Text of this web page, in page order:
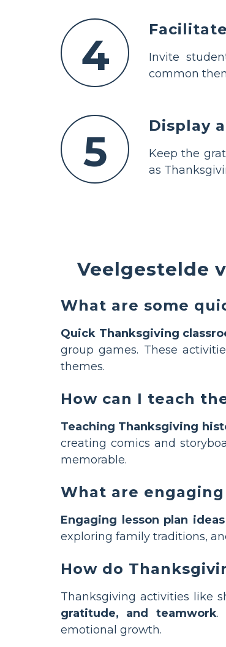
4 Invite
common
5
Display
Keep the
as
Veelgestelde
What are some
Quick Thanksgiving
group games. These
themes.
How can I teach
Teaching Thanksgiving
creating comics and
memorable.
What are
Engaging lesson plan ideas
exploring family traditions,
How do
Thanksgiving activities like
gratitude, and teamwork.
emotional growth.